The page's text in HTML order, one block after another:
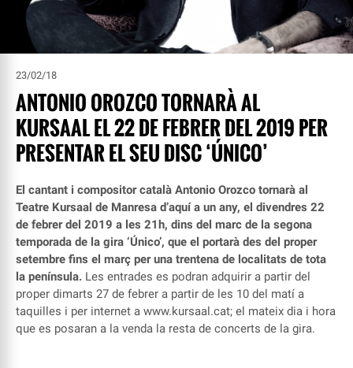
23/02/18
ANTONIO OROZCO TORNARÀ AL
KURSAAL EL 22 DE FEBRER DEL 2019 PER
PRESENTAR EL SEU DISC ‘ÚNICO’
El cantant i compositor català Antonio Orozco tornarà al
Teatre Kursaal de Manresa d’aquí a un any, el divendres 22
de febrer del 2019 a les 21h, dins del marc de la segona
temporada de la gira ‘Único’, que el portarà des del proper
setembre fins el març per una trentena de localitats de tota
la península. Les entrades es podran adquirir a partir del
proper dimarts 27 de febrer a partir de les 10 del matí a
taquilles i per internet a www.kursaal.cat; el mateix dia i hora
que es posaran a la venda la resta de concerts de la gira.